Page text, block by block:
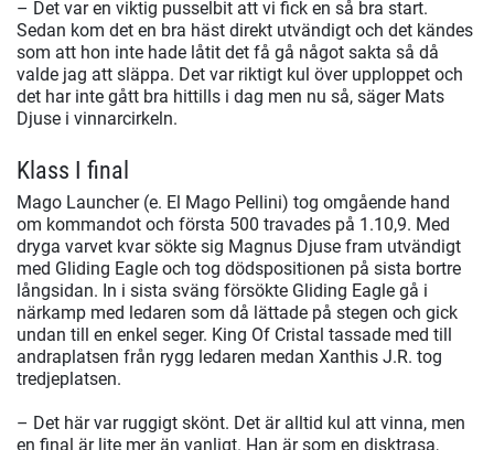
– Det var en viktig pusselbit att vi fick en så bra start.
Sedan kom det en bra häst direkt utvändigt och det kändes
som att hon inte hade låtit det få gå något sakta så då
valde jag att släppa. Det var riktigt kul över upploppet och
det har inte gått bra hittills i dag men nu så, säger Mats
Djuse i vinnarcirkeln.
Klass I final
Mago Launcher (e. El Mago Pellini) tog omgående hand
om kommandot och första 500 travades på 1.10,9. Med
dryga varvet kvar sökte sig Magnus Djuse fram utvändigt
med Gliding Eagle och tog dödspositionen på sista bortre
långsidan. In i sista sväng försökte Gliding Eagle gå i
närkamp med ledaren som då lättade på stegen och gick
undan till en enkel seger. King Of Cristal tassade med till
andraplatsen från rygg ledaren medan Xanthis J.R. tog
tredjeplatsen.
– Det här var ruggigt skönt. Det är alltid kul att vinna, men
en final är lite mer än vanligt. Han är som en disktrasa,